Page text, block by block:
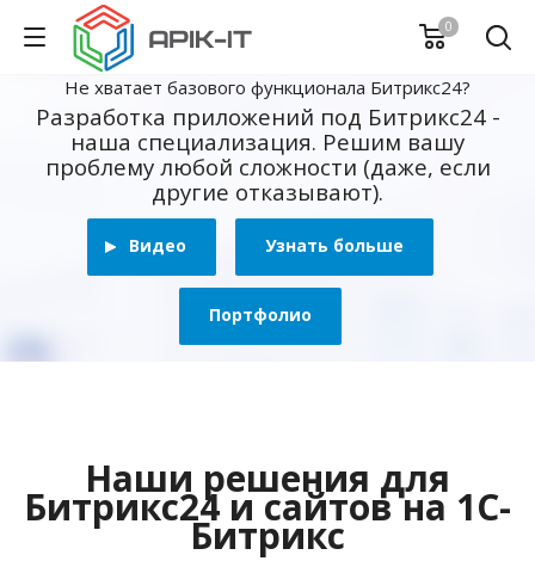
0
Не хватает базового функционала Битрикс24?
Разработка приложений под Битрикс24 -
наша специализация. Решим вашу
проблему любой сложности (даже, если
другие отказывают).
Видео Узнать больше
Портфолио
Наши решения для
Битрикс24 и сайтов на 1С-
Битрикс